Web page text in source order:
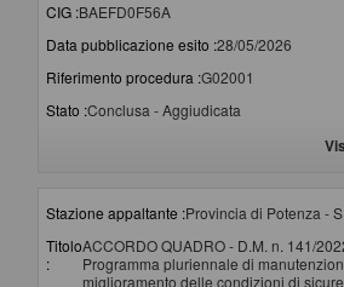
CIG :BAEFD0F56A
Data pubblicazione esito :28/05/2026
Riferimento procedura :G02001
Stato :Conclusa - Aggiudicata
Stazione appaltante :Provincia di Potenza -
Titolo
:
ACCORDO QUADRO - D.M. n. 141/
Programma pluriennale di
miglioramento delle condizioni di